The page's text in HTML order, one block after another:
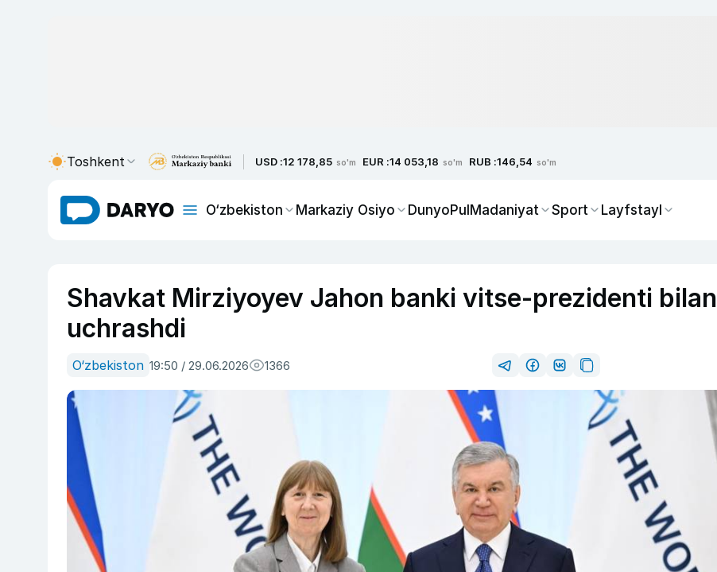
Toshkent USD :12 178,85 so'm EUR :14 053,18 so'm RUB :146,54 so'm
O‘zbekiston Markaziy Osiyo DunyoPulMadaniyat Sport Layfstayl
Shavkat Mirziyoyev Jahon banki vitse-prezidenti bilan
uchrashdi
O‘zbekiston 19:50 / 29.06.2026 1366